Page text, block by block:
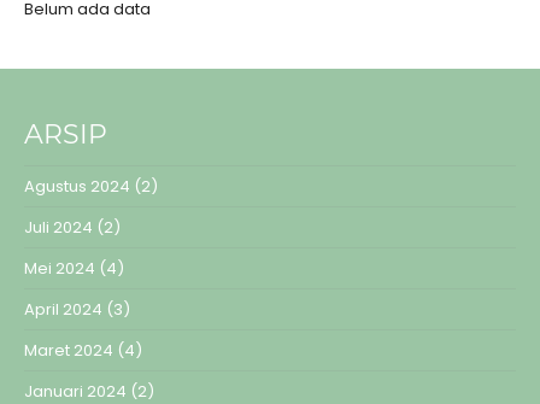
Belum ada data
ARSIP
Agustus 2024 (2)
Juli 2024 (2)
Mei 2024 (4)
April 2024 (3)
Maret 2024 (4)
Januari 2024 (2)